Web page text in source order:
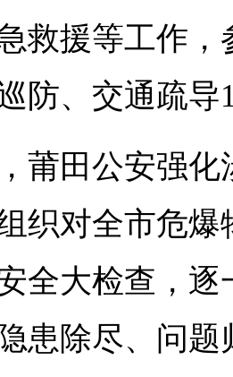
救援等工作，
防、交通疏导
莆田公安强
织对全市危
全大检查，
患除尽、问